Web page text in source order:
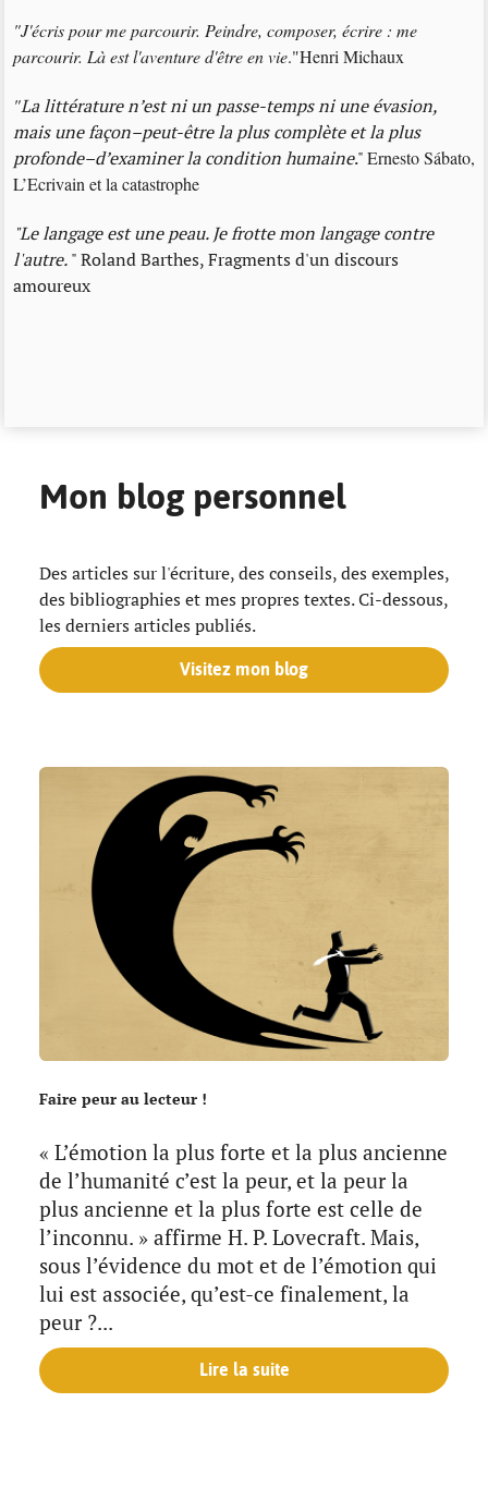
"J'écris pour me parcourir. Peindre, composer, écrire : me
parcourir. Là est l'aventure d'être en vie."Henri Michaux
"La littérature n’est ni un passe-temps ni une évasion,
mais une façon–peut-être la plus complète et la plus
profonde–d’examiner la condition humaine."Ernesto Sábato,
L’Ecrivain et la catastrophe
"Le langage est une peau. Je frotte mon langage contre
l'autre." Roland Barthes, Fragments d'un discours
amoureux
Mon blog personnel
Des articles sur l'écriture, des conseils, des exemples,
des bibliographies et mes propres textes. Ci-dessous,
les derniers articles publiés.
Visitez mon blog
Faire peur au lecteur !
« L’émotion la plus forte et la plus ancienne
de l’humanité c’est la peur, et la peur la
plus ancienne et la plus forte est celle de
l’inconnu. » affirme H. P. Lovecraft. Mais,
sous l’évidence du mot et de l’émotion qui
lui est associée, qu’est-ce finalement, la
peur ?...
Lire la suite